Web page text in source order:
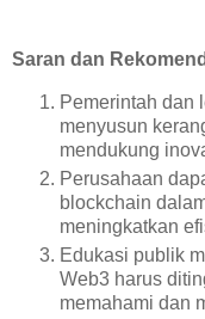
Saran dan
Pemerintah dan
menyusun
mendukung
Perusahaan
blockchain
meningkatkan
Edukasi publik
Web3 harus
memahami dan